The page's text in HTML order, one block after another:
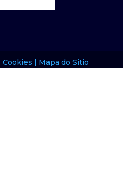
Cookies | Mapa do Sitio